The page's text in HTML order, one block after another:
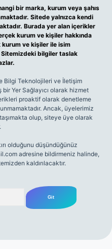
bir marka, kurum veya şahıs
Sitede yalnızca kendi
Burada yer alan içerikler
kurum ve kişiler hakkında
kurum ve kişiler ile isim
bilgiler taslak
Bilgi Teknolojileri ve İletişim
bir Yer Sağlayıcı olarak hizmet
proaktif olarak denetleme
Ancak, üyelerimiz
olup, siteye üye olarak
olduğunu düşündüğünüz
adresine bildirmeniz halinde,
kaldırılacaktır.